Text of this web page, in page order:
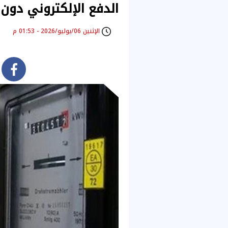
الدفع الإلكتروني
الإثنين 06/يوليو/2026 - 01:53 م